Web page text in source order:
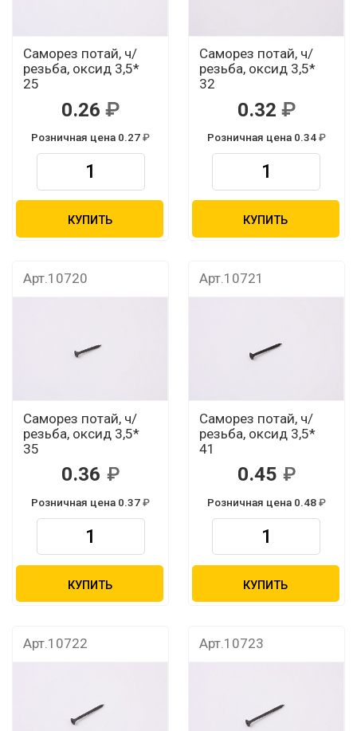
Саморез потай, ч/
резьба, оксид 3,5*
25
0.26
Розничная цена 0.27
КУПИТЬ
Саморез потай, ч/
резьба, оксид 3,5*
32
0.32
Розничная цена 0.34
КУПИТЬ
Арт.10720
Саморез потай, ч/
резьба, оксид 3,5*
35
0.36
Розничная цена 0.37
КУПИТЬ
Арт.10721
Саморез потай, ч/
резьба, оксид 3,5*
41
0.45
Розничная цена 0.48
КУПИТЬ
Арт.10722 Арт.10723